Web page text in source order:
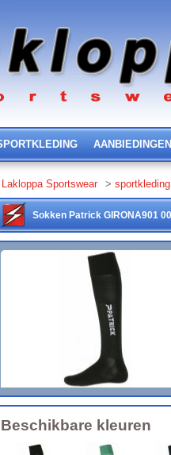
AANBIEDINGEN
Lakloppa Sportswear > sportkleding
Sokken Patrick GIRONA901
Beschikbare kleuren